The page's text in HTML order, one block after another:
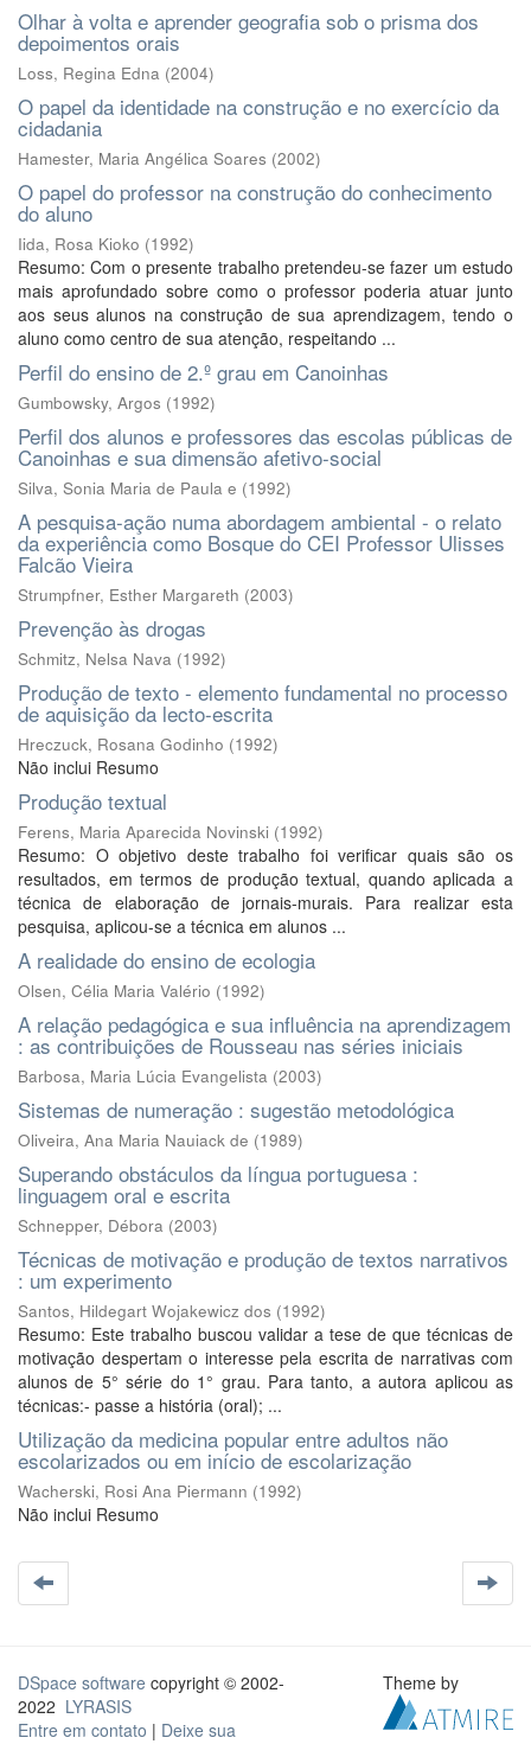
Olhar à volta e aprender geografia sob o prisma dos
depoimentos orais
Loss, Regina Edna (2004)
O papel da identidade na construção e no exercício da
cidadania
Hamester, Maria Angélica Soares (2002)
O papel do professor na construção do conhecimento
do aluno
Iida, Rosa Kioko (1992)
Resumo: Com o presente trabalho pretendeu-se fazer um estudo
mais aprofundado sobre como o professor poderia atuar junto
aos seus alunos na construção de sua aprendizagem, tendo o
aluno como centro de sua atenção, respeitando ...
Perfil do ensino de 2.º grau em Canoinhas
Gumbowsky, Argos (1992)
Perfil dos alunos e professores das escolas públicas de
Canoinhas e sua dimensão afetivo-social
Silva, Sonia Maria de Paula e (1992)
A pesquisa-ação numa abordagem ambiental - o relato
da experiência como Bosque do CEI Professor Ulisses
Falcão Vieira
Strumpfner, Esther Margareth (2003)
Prevenção às drogas
Schmitz, Nelsa Nava (1992)
Produção de texto - elemento fundamental no processo
de aquisição da lecto-escrita
Hreczuck, Rosana Godinho (1992)
Não inclui Resumo
Produção textual
Ferens, Maria Aparecida Novinski (1992)
Resumo: O objetivo deste trabalho foi verificar quais são os
resultados, em termos de produção textual, quando aplicada a
técnica de elaboração de jornais-murais. Para realizar esta
pesquisa, aplicou-se a técnica em alunos ...
A realidade do ensino de ecologia
Olsen, Célia Maria Valério (1992)
A relação pedagógica e sua influência na aprendizagem
: as contribuições de Rousseau nas séries iniciais
Barbosa, Maria Lúcia Evangelista (2003)
Sistemas de numeração : sugestão metodológica
Oliveira, Ana Maria Nauiack de (1989)
Superando obstáculos da língua portuguesa :
linguagem oral e escrita
Schnepper, Débora (2003)
Técnicas de motivação e produção de textos narrativos
: um experimento
Santos, Hildegart Wojakewicz dos (1992)
Resumo: Este trabalho buscou validar a tese de que técnicas de
motivação despertam o interesse pela escrita de narrativas com
alunos de 5° série do 1° grau. Para tanto, a autora aplicou as
técnicas:- passe a história (oral); ...
Utilização da medicina popular entre adultos não
escolarizados ou em início de escolarização
Wacherski, Rosi Ana Piermann (1992)
Não inclui Resumo
DSpace software copyright © 2002-
2022 LYRASIS
Entre em contato | Deixe sua
Theme by